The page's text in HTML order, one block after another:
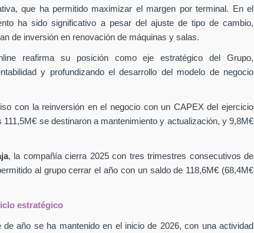
que ha permitido maximizar el margen por terminal. En el
ha sido significativo a pesar del ajuste de tipo de cambio,
de inversión en renovación de máquinas y salas.
reafirma su posición como eje estratégico del Grupo,
y profundizando el desarrollo del modelo de negocio
con la reinversión en el negocio con un CAPEX del ejercicio
111,5M€ se destinaron a mantenimiento y actualización, y 9,8M€
, la compañía cierra 2025 con tres trimestres consecutivos de
al grupo cerrar el año con un saldo de 118,6M€ (68,4M€
estratégico
de año se ha mantenido en el inicio de 2026, con una actividad